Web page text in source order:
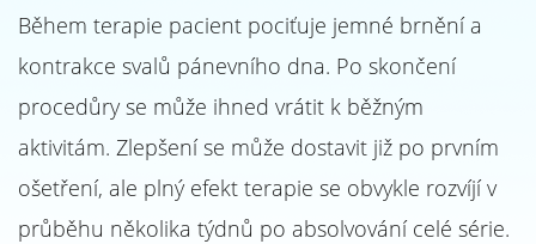
Během terapie pacient pociťuje jemné brnění a
kontrakce svalů pánevního dna. Po skončení
procedůry se může ihned vrátit k běžným
aktivitám. Zlepšení se může dostavit již po prvním
ošetření, ale plný efekt terapie se obvykle rozvíjí v
průběhu několika týdnů po absolvování celé série.